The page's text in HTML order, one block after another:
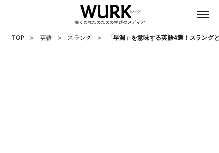
TOP 英語 スラング 「早漏」を意味する英語4選！スラング